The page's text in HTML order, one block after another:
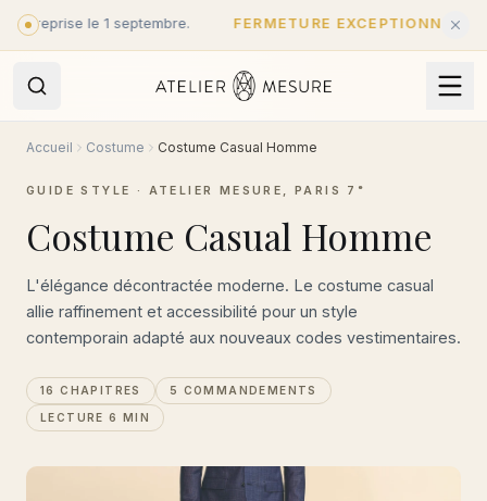
Aller au contenu principal
le 1 septembre. FERMETURE EXCEPTIONNELLE ·
Accueil Costume Costume Casual Homme
GUIDE STYLE · ATELIER MESURE, PARIS 7ᵉ
Costume Casual Homme
L'élégance décontractée moderne. Le costume casual
allie raffinement et accessibilité pour un style
contemporain adapté aux nouveaux codes vestimentaires.
16 CHAPITRES 5 COMMANDEMENTS
LECTURE 6 MIN